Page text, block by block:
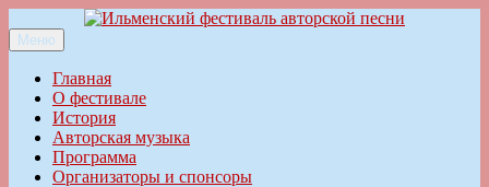
к
содержимому
Ильменский фестиваль авторской песни
Меню
Главная
О фестивале
История
Авторская музыка
Программа
Организаторы и спонсоры